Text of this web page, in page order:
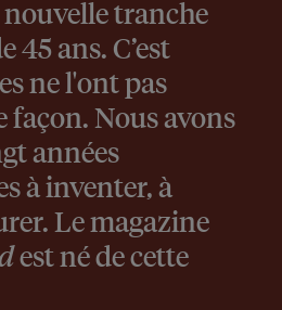
tranche
45 ans. C’est
ne l'ont pas
façon. Nous avons
années
à inventer, à
Le magazine
est né de cette